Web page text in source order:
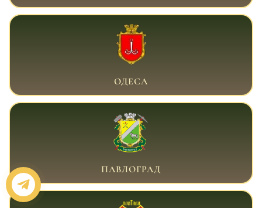
ВІЙСЬКОВИЙ АДВОКАТ ОДЕСА
ОДЕСА
ВІЙСЬКОВИЙ АДВОКАТ ПАВЛОГРАД
ПАВЛОГРАД